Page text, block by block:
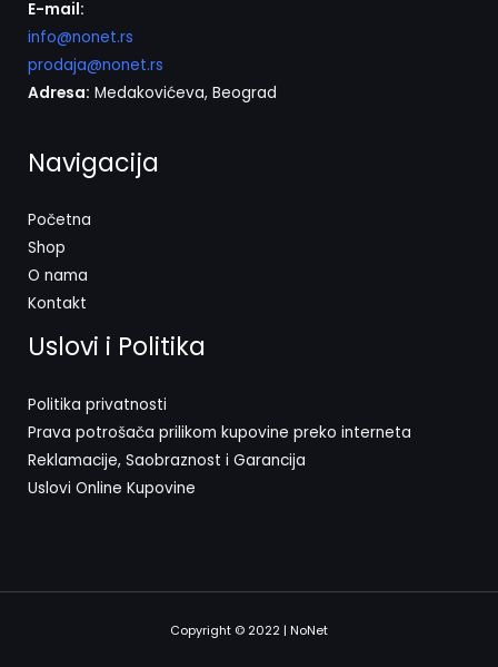
E-mail:
info@nonet.rs
prodaja@nonet.rs
Adresa: Medakovićeva, Beograd
Navigacija
Početna
Shop
O nama
Kontakt
Uslovi i Politika
Politika privatnosti
Prava potrošača prilikom kupovine preko interneta
Reklamacije, Saobraznost i Garancija
Uslovi Online Kupovine
Copyright © 2022 | NoNet